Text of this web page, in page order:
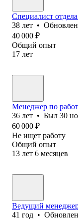
Специалист
38 лет •
40 000 ₽
Общий опыт
17 лет
Менеджер по
36 лет • Был 30
60 000 ₽
Не ищет работу
Общий опыт
13 лет 6 месяцев
Ведущий
41 год •